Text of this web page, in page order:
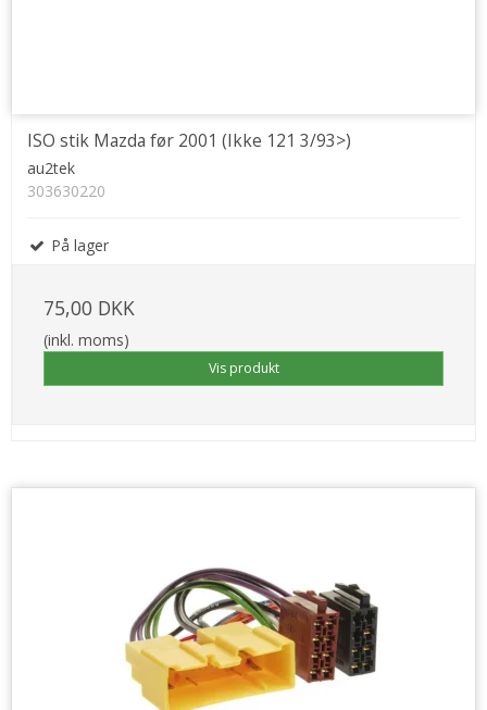
ISO stik Mazda før 2001 (Ikke 121 3/93>)
au2tek
303630220
På lager
75,00 DKK
(inkl. moms)
Vis produkt